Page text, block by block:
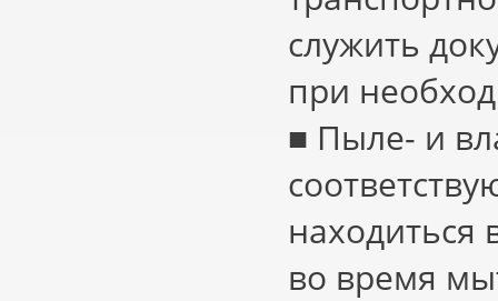
служить
при
■ Пыле- и
находиться
во время